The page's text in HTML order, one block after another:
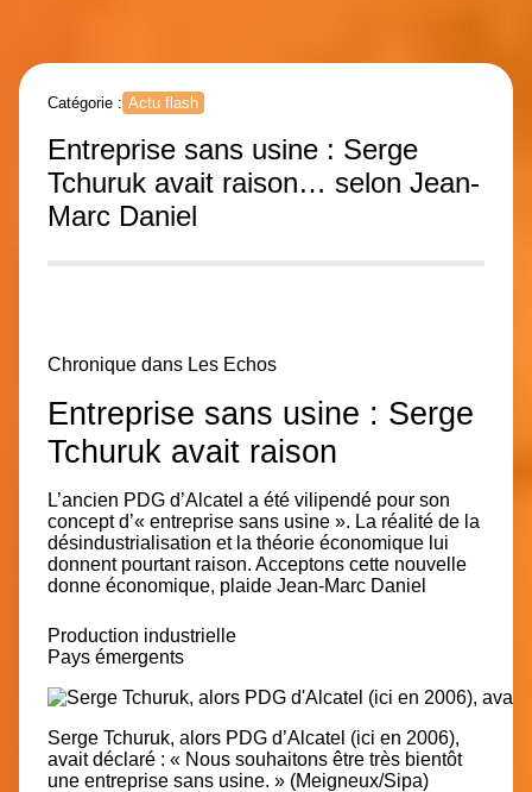
Catégorie : Actu flash
Entreprise sans usine : Serge
Tchuruk avait raison… selon Jean-
Marc Daniel
Chronique dans Les Echos
Entreprise sans usine : Serge
Tchuruk avait raison
L’ancien PDG d’Alcatel a été vilipendé pour son
concept d’« entreprise sans usine ». La réalité de la
désindustrialisation et la théorie économique lui
donnent pourtant raison. Acceptons cette nouvelle
donne économique, plaide Jean-Marc Daniel
Production industrielle
Pays émergents
Serge Tchuruk, alors PDG d’Alcatel (ici en 2006),
avait déclaré : « Nous souhaitons être très bientôt
une entreprise sans usine. » (Meigneux/Sipa)